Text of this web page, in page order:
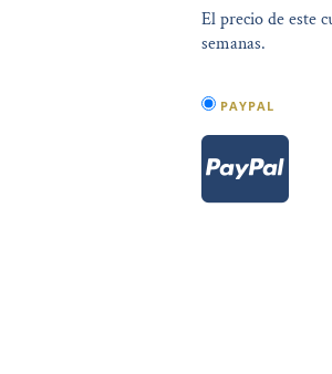
El precio de este
semanas.
PAYPAL